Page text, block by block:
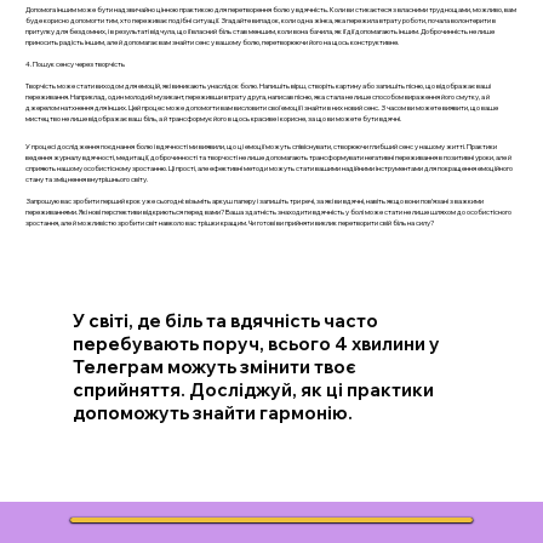
Допомога іншим може бути надзвичайно цінною практикою для перетворення болю у вдячність. Коли ви стикаєтеся з власними труднощами, можливо, вам
буде корисно допомогти тим, хто переживає подібні ситуації. Згадайте випадок, коли одна жінка, яка пережила втрату роботи, почала волонтерити в
притулку для бездомних, і в результаті відчула, що її власний біль став меншим, коли вона бачила, як її дії допомагають іншим. Доброчинність не лише
приносить радість іншим, але й допомагає вам знайти сенс у вашому болю, перетворюючи його на щось конструктивне.
4. Пошук сенсу через творчість
Творчість може стати виходом для емоцій, які виникають унаслідок болю. Напишіть вірш, створіть картину або запишіть пісню, що відображає ваші
переживання. Наприклад, один молодий музикант, переживши втрату друга, написав пісню, яка стала не лише способом вираження його смутку, а й
джерелом натхнення для інших. Цей процес може допомогти вам висловити свої емоції і знайти в них новий сенс. З часом ви можете виявити, що ваше
мистецтво не лише відображає ваш біль, а й трансформує його в щось красиве і корисне, за що ви можете бути вдячні.
У процесі дослідження поєднання болю і вдячності ми виявили, що ці емоції можуть співіснувати, створюючи глибший сенс у нашому житті. Практики
ведення журналу вдячності, медитації, доброчинності та творчості не лише допомагають трансформувати негативні переживання в позитивні уроки, але й
сприяють нашому особистісному зростанню. Ці прості, але ефективні методи можуть стати вашими надійними інструментами для покращення емоційного
стану та зміцнення внутрішнього світу.
Запрошую вас зробити перший крок уже сьогодні: візьміть аркуш паперу і запишіть три речі, за які ви вдячні, навіть якщо вони пов’язані з важкими
переживаннями. Які нові перспективи відкриються перед вами? Ваша здатність знаходити вдячність у болі може стати не лише шляхом до особистісного
зростання, але й можливістю зробити світ навколо вас трішки кращим. Чи готові ви прийняти виклик перетворити свій біль на силу?
У світі, де біль та вдячність часто
перебувають поруч, всього 4 хвилини у
Телеграм можуть змінити твоє
сприйняття. Досліджуй, як ці практики
допоможуть знайти гармонію.